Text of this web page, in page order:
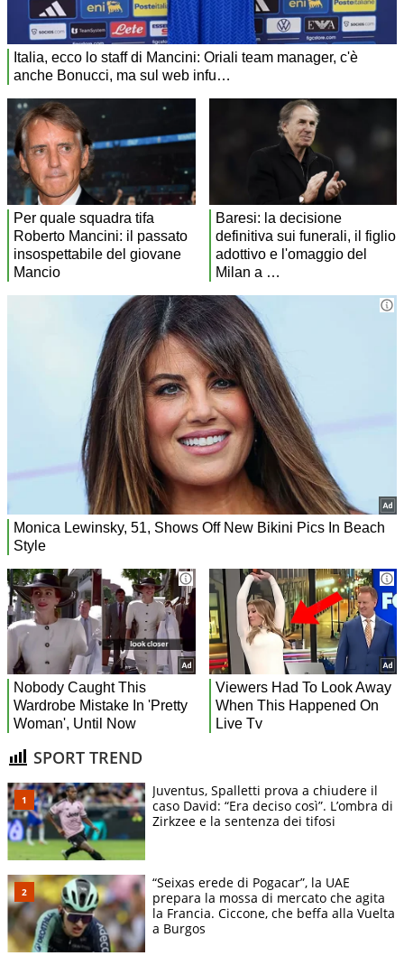
SPORT TREND
Juventus, Spalletti prova a chiudere il
caso David: “Era deciso così”. L’ombra di
Zirkzee e la sentenza dei tifosi
“Seixas erede di Pogacar”, la UAE
prepara la mossa di mercato che agita
la Francia. Ciccone, che beffa alla Vuelta
a Burgos